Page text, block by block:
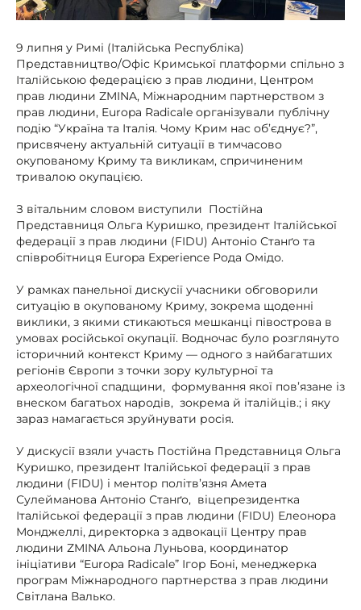
9 липня у Римі (Італійська Республіка)
Представництво/Офіс Кримської платформи спільно з
Італійською федерацією з прав людини, Центром
прав людини ZMINA, Міжнародним партнерством з
прав людини, Europa Radicale організували публічну
подію “Україна та Італія. Чому Крим нас об’єднує?”,
присвячену актуальній ситуації в тимчасово
окупованому Криму та викликам, спричиненим
тривалою окупацією.
З вітальним словом виступили Постійна
Представниця Ольга Куришко, президент Італійської
федерації з прав людини (FIDU) Антоніо Станґо та
співробітниця Europa Experience Рода Омідо.
У рамках панельної дискусії учасники обговорили
ситуацію в окупованому Криму, зокрема щоденні
виклики, з якими стикаються мешканці півострова в
умовах російської окупації. Водночас було розглянуто
історичний контекст Криму — одного з найбагатших
регіонів Європи з точки зору культурної та
археологічної спадщини, формування якої пов’язане із
внеском багатьох народів, зокрема й італійців.; і яку
зараз намагається зруйнувати росія.
У дискусії взяли участь Постійна Представниця Ольга
Куришко, президент Італійської федерації з прав
людини (FIDU) і ментор політв’язня Амета
Сулейманова Антоніо Станґо, віцепрезидентка
Італійської федерації з прав людини (FIDU) Елеонора
Монджеллі, директорка з адвокації Центру прав
людини ZMINA Альона Луньова, координатор
ініціативи “Europa Radicale” Ігор Боні, менеджерка
програм Міжнародного партнерства з прав людини
Світлана Валько.